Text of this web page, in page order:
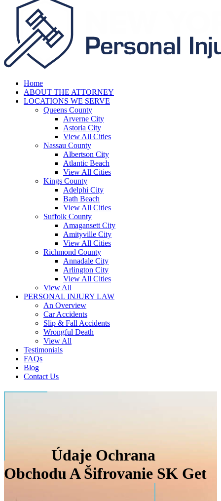
Home
ABOUT THE ATTORNEY
LOCATIONS WE SERVE
Queens County
Arverne City
Astoria City
View All Cities
Nassau County
Albertson City
Atlantic Beach
View All Cities
Kings County
Adelphi City
Bath Beach
View All Cities
Suffolk County
Amagansett City
Amityville City
View All Cities
Richmond County
Annadale City
Arlington City
View All Cities
View All
PERSONAL INJURY LAW
An Overview
Car Accidents
Slip & Fall Accidents
Wrongful Death
View All
Testimonials
FAQs
Blog
Contact Us
Údaje Ochrana
Obchodu A Šifrovanie SK Get